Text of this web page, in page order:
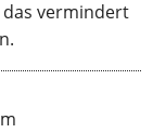
vermindert